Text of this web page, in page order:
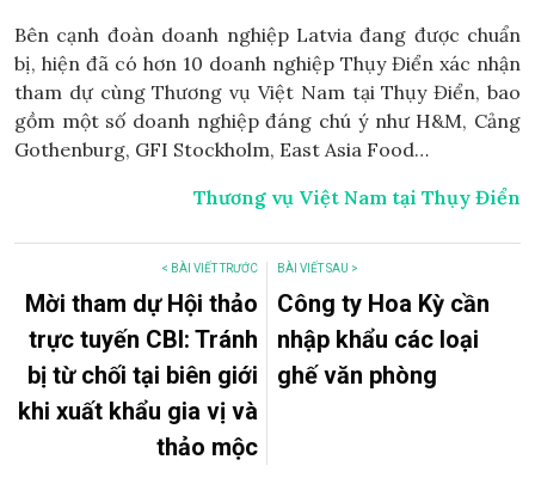
Bên cạnh đoàn doanh nghiệp Latvia đang được chuẩn
bị, hiện đã có hơn 10 doanh nghiệp Thụy Điển xác nhận
tham dự cùng Thương vụ Việt Nam tại Thụy Điển, bao
gồm một số doanh nghiệp đáng chú ý như H&M, Cảng
Gothenburg, GFI Stockholm, East Asia Food…
Thương vụ Việt Nam tại Thụy Điển
< BÀI VIẾT TRƯỚC
Mời tham dự Hội thảo
trực tuyến CBI: Tránh
bị từ chối tại biên giới
khi xuất khẩu gia vị và
thảo mộc
BÀI VIẾT SAU >
Công ty Hoa Kỳ cần
nhập khẩu các loại
ghế văn phòng